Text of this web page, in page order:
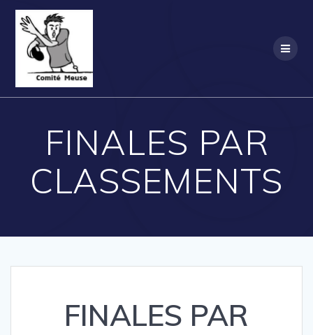
FINALES PAR
CLASSEMENTS
FINALES PAR